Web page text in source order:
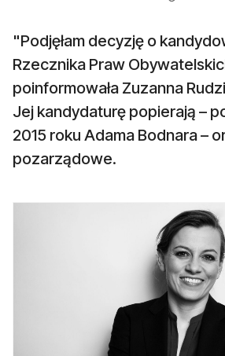
"Podjęłam decyzję o
Rzecznika Praw
poinformowała Zuzanna
Jej kandydaturę popierają –
2015 roku Adama Bodnara –
pozarządowe.